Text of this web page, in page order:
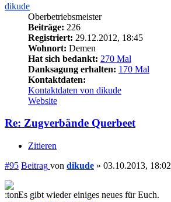
dikude
Oberbetriebsmeister
Beiträge: 226
Registriert: 29.12.2012, 18:45
Wohnort: Demen
Hat sich bedankt: 270 Mal
Danksagung erhalten: 170 Mal
Kontaktdaten:
Kontaktdaten von dikude
Website
Re: Zugverbände Querbeet
Zitieren
#95 Beitrag von dikude » 03.10.2013, 18:02
Es gibt wieder einiges neues für Euch.